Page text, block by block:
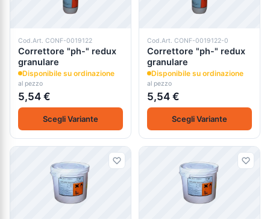
Cod.Art. CONF-0019122
Correttore "ph-" redux
granulare
Disponibile su ordinazione
al pezzo
5,54 €
Scegli Variante
Cod.Art. CONF-0019122-0
Correttore "ph-" redux
granulare
Disponibile su ordinazione
al pezzo
5,54 €
Scegli Variante